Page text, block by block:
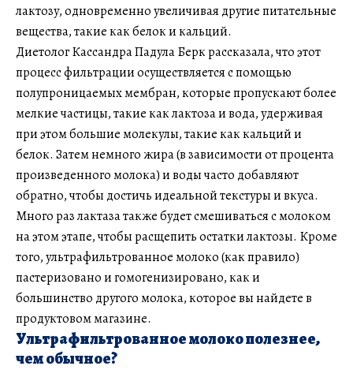
лактозу, одновременно увеличивая другие питательные
вещества, такие как белок и кальций.
Диетолог Кассандра Падула Берк рассказала, что этот
процесс фильтрации осуществляется с помощью
полупроницаемых мембран, которые пропускают более
мелкие частицы, такие как лактоза и вода, удерживая
при этом большие молекулы, такие как кальций и
белок. Затем немного жира (в зависимости от процента
произведенного молока) и воды часто добавляют
обратно, чтобы достичь идеальной текстуры и вкуса.
Много раз лактаза также будет смешиваться с молоком
на этом этапе, чтобы расщепить остатки лактозы. Кроме
того, ультрафильтрованное молоко (как правило)
пастеризовано и гомогенизировано, как и
большинство другого молока, которое вы найдете в
продуктовом магазине.
Ультрафильтрованное молоко полезнее,
чем обычное?